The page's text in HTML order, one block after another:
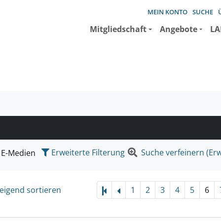
MEIN KONTO SUCHE
Mitgliedschaft Angebote
suchen wollen.
E-Medien Erweiterte Filterung Suche verfeinern
sortieren 1 2 3 4 5 6